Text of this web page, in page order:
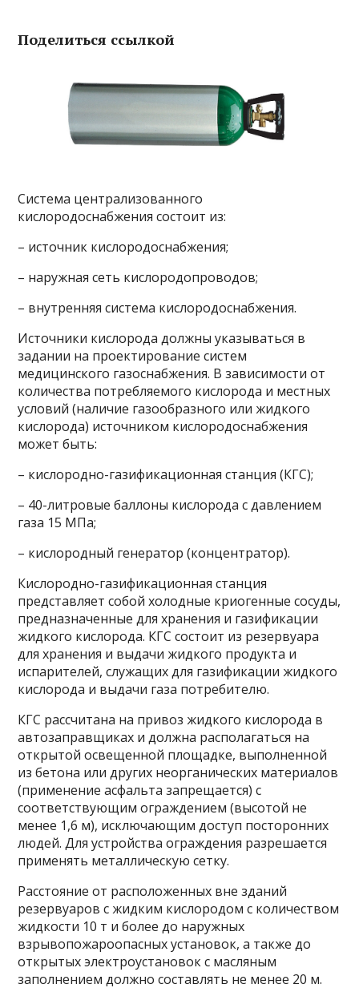
Поделиться ссылкой
Система централизованного
кислородоснабжения состоит из:
– источник кислородоснабжения;
– наружная сеть кислородопроводов;
– внутренняя система кислородоснабжения.
Источники кислорода должны указываться в
задании на проектирование систем
медицинского газоснабжения. В зависимости от
количества потребляемого кислорода и местных
условий (наличие газообразного или жидкого
кислорода) источником кислородоснабжения
может быть:
– кислородно-газификационная станция (КГС);
– 40-литровые баллоны кислорода с давлением
газа 15 МПа;
– кислородный генератор (концентратор).
Кислородно-газификационная станция
представляет собой холодные криогенные сосуды,
предназначенные для хранения и газификации
жидкого кислорода. КГС состоит из резервуара
для хранения и выдачи жидкого продукта и
испарителей, служащих для газификации жидкого
кислорода и выдачи газа потребителю.
КГС рассчитана на привоз жидкого кислорода в
автозаправщиках и должна располагаться на
открытой освещенной площадке, выполненной
из бетона или других неорганических материалов
(применение асфальта запрещается) с
соответствующим ограждением (высотой не
менее 1,6 м), исключающим доступ посторонних
людей. Для устройства ограждения разрешается
применять металлическую сетку.
Расстояние от расположенных вне зданий
резервуаров с жидким кислородом с количеством
жидкости 10 т и более до наружных
взрывопожароопасных установок, а также до
открытых электроустановок с масляным
заполнением должно составлять не менее 20 м.